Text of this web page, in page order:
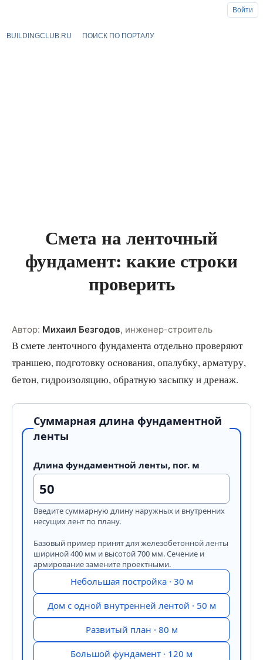
BUILDINGCLUB.RU ПОИСК ПО ПОРТАЛУ
Смета на ленточный
фундамент: какие строки
проверить
Автор: Михаил Безгодов, инженер-строитель
В смете ленточного фундамента отдельно проверяют
траншею, подготовку основания, опалубку, арматуру,
бетон, гидроизоляцию, обратную засыпку и дренаж.
Суммарная длина фундаментной
ленты
Длина фундаментной ленты, пог. м
Введите суммарную длину наружных и внутренних
несущих лент по плану.
Базовый пример принят для железобетонной ленты
шириной 400 мм и высотой 700 мм. Сечение и
армирование замените проектными.
Небольшая постройка · 30 м
Дом с одной внутренней лентой · 50 м
Развитый план · 80 м
Большой фундамент · 120 м
Войти